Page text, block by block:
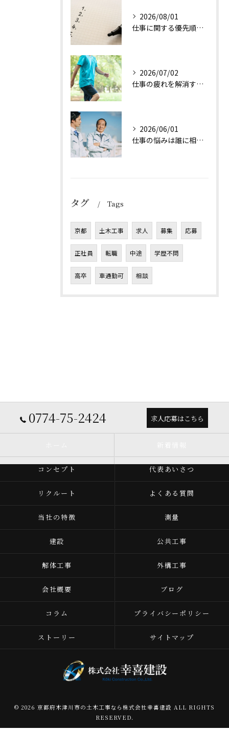
2026/08/01
仕事に関する優先順位のつけ方とは
2026/07/02
仕事の疲れを解消する方法は？
2026/06/01
仕事の悩みは誰に相談すれば良い？
タグ Tags
京都 土木工事 求人 募集 応募
正社員 転職 中途 学歴不問
高卒 車通勤可 相談
0774-75-2424 求人応募はこちら
コンセプト 代表あいさつ
リクルート よくある質問
当社の特徴 測量
建設 公共工事
解体工事 外構工事
会社概要 ブログ
コラム プライバシーポリシー
ストーリー サイトマップ
© 2026 京都府木津川市の土木工事なら株式会社幸喜建設 ALL RIGHTS
RESERVED.